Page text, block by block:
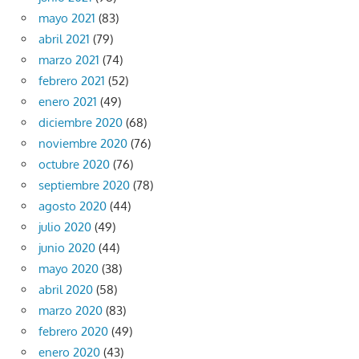
mayo 2021 (83)
abril 2021 (79)
marzo 2021 (74)
febrero 2021 (52)
enero 2021 (49)
diciembre 2020 (68)
noviembre 2020 (76)
octubre 2020 (76)
septiembre 2020 (78)
agosto 2020 (44)
julio 2020 (49)
junio 2020 (44)
mayo 2020 (38)
abril 2020 (58)
marzo 2020 (83)
febrero 2020 (49)
enero 2020 (43)